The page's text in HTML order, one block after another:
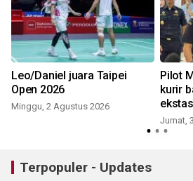
Leo/Daniel juara Taipei
Open 2026
Minggu, 2 Agustus 2026
Pilot
kurir
Jumat,
Terpopuler - Updates